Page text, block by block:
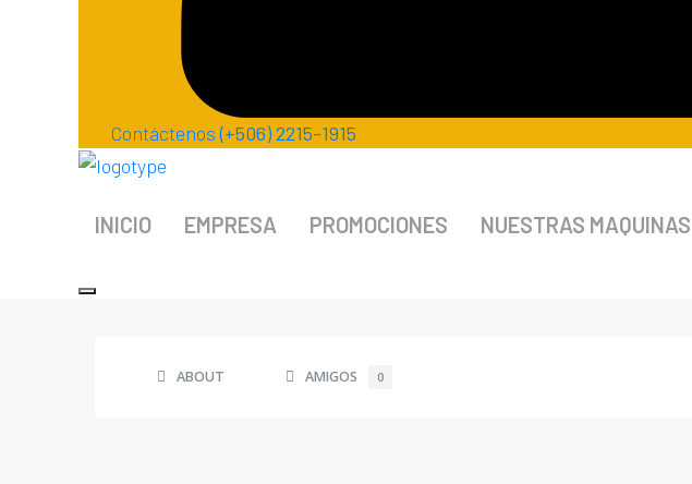
Contáctenos (+506) 2215-1915
INICIO EMPRESA PROMOCIONES NUESTRAS MAQUINAS
ABOUT AMIGOS 0